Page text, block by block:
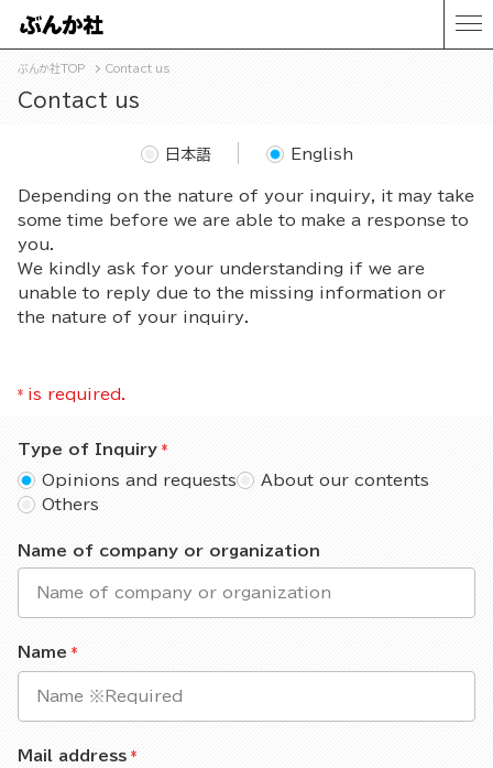
ぶんか社TOP Contact us
Contact us
Depending on the nature of your inquiry, it may take
some time before we are able to make a response to
you.
We kindly ask for your understanding if we are
unable to reply due to the missing information or
the nature of your inquiry.
日本語 English
* is required.
Type of Inquiry
Opinions and requests
About our contents
Others
Name of company or organization
Name
Mail address